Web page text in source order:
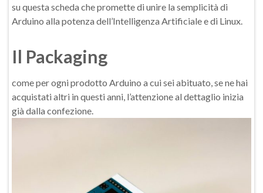
su questa scheda che promette di unire la semplicità di
Arduino alla potenza dell’Intelligenza Artificiale e di Linux.
Il Packaging
come per ogni prodotto Arduino a cui sei abituato, se ne hai
acquistati altri in questi anni, l’attenzione al dettaglio inizia
già dalla confezione.